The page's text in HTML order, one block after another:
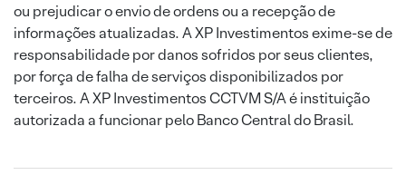
ou prejudicar o envio de ordens ou a recepção de
informações atualizadas. A XP Investimentos exime-se de
responsabilidade por danos sofridos por seus clientes,
por força de falha de serviços disponibilizados por
terceiros. A XP Investimentos CCTVM S/A é instituição
autorizada a funcionar pelo Banco Central do Brasil.